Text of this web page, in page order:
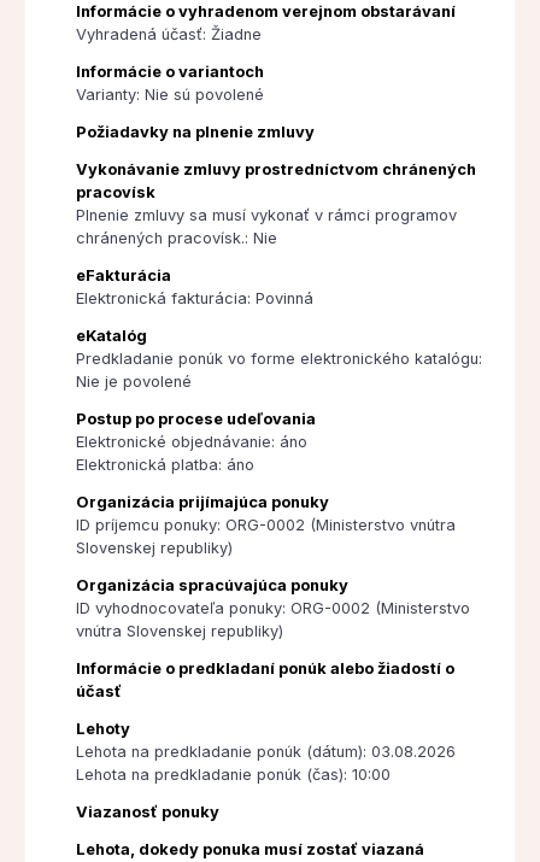
Informácie o vyhradenom verejnom obstarávaní
Vyhradená účasť: Žiadne
Informácie o variantoch
Varianty: Nie sú povolené
Požiadavky na plnenie zmluvy
Vykonávanie zmluvy prostredníctvom chránených
pracovísk
Plnenie zmluvy sa musí vykonať v rámci programov
chránených pracovísk.: Nie
eFakturácia
Elektronická fakturácia: Povinná
eKatalóg
Predkladanie ponúk vo forme elektronického katalógu:
Nie je povolené
Postup po procese udeľovania
Elektronické objednávanie: áno
Elektronická platba: áno
Organizácia prijímajúca ponuky
ID príjemcu ponuky: ORG-0002 (Ministerstvo vnútra
Slovenskej republiky)
Organizácia spracúvajúca ponuky
ID vyhodnocovateľa ponuky: ORG-0002 (Ministerstvo
vnútra Slovenskej republiky)
Informácie o predkladaní ponúk alebo žiadostí o
účasť
Lehoty
Lehota na predkladanie ponúk (dátum): 03.08.2026
Lehota na predkladanie ponúk (čas): 10:00
Viazanosť ponuky
Lehota, dokedy ponuka musí zostať viazaná